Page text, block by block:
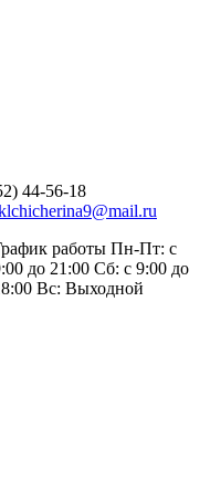
44-56-18
работы Пн-Пт: с
до 21:00 Сб: с 9:00 до
Вс: Выходной